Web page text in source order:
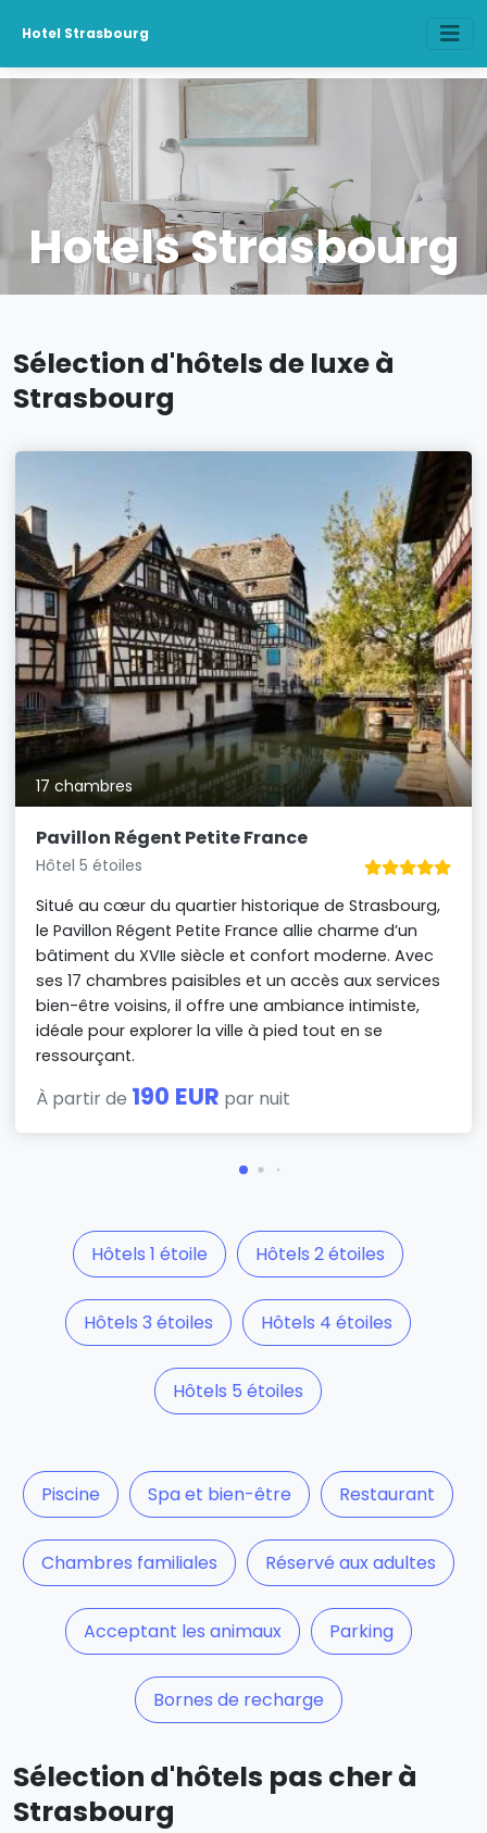
Hotel Strasbourg
Hotels Strasbourg
Sélection d'hôtels de luxe à
Strasbourg
17 chambres
Pavillon Régent Petite France
Hôtel 5 étoiles
Situé au cœur du quartier historique de Strasbourg,
le Pavillon Régent Petite France allie charme d’un
bâtiment du XVIIe siècle et confort moderne. Avec
ses 17 chambres paisibles et un accès aux services
bien-être voisins, il offre une ambiance intimiste,
idéale pour explorer la ville à pied tout en se
ressourçant.
À partir de 190 EUR par nuit
Hôtels 1 étoile Hôtels 2 étoiles
Hôtels 3 étoiles Hôtels 4 étoiles
Hôtels 5 étoiles
Piscine Spa et bien-être Restaurant
Chambres familiales Réservé aux adultes
Acceptant les animaux Parking
Bornes de recharge
Sélection d'hôtels pas cher à
Strasbourg